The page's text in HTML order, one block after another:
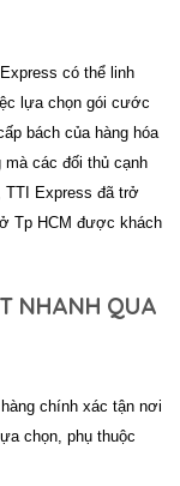
có thể linh
lựa chọn gói cước
bách của hàng hóa
các đối thủ cạnh
TTI Express đã trở
Tp HCM được khách
NHANH QUA
chính xác tận nơi
chọn, phụ thuộc